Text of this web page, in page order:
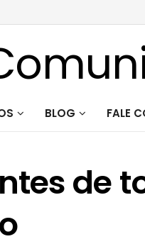
BLOG FALE
de